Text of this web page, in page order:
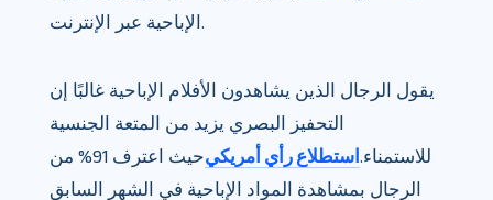
الإباحية عبر الإنترنت.
يقول الرجال الذين يشاهدون الأفلام الإباحية غالبًا إن
التحفيز البصري يزيد من المتعة الجنسية
للاستمناء. استطلاع رأي أمريكي
حيث اعترف 91% من
الرجال بمشاهدة المواد الإباحية في الشهر السابق